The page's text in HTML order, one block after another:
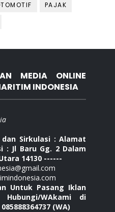
PAJAK
MEDIA ONLINE
INDONESIA
Sirkulasi : Alamat
: Jl Baru Gg. 2 Dalam
14130 ------
Untuk Pasang Iklan
WAkami di
(WA)